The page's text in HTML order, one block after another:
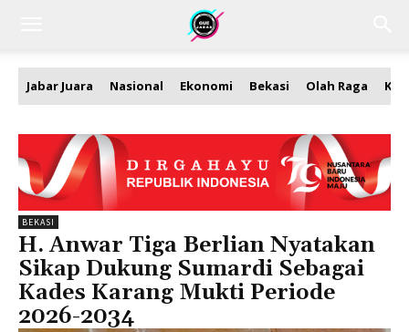
Jabar Juara Nasional Ekonomi Bekasi Olah Raga
BEKASI
H. Anwar Tiga Berlian Nyatakan
Sikap Dukung Sumardi Sebagai
Kades Karang Mukti Periode
2026-2034